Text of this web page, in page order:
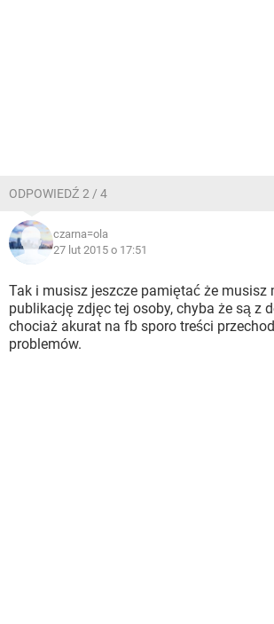
ODPOWIEDŹ 2 / 4
czarna=ola
27 lut 2015 o 17:51
Tak i musisz jeszcze pamiętać że musisz
publikację zdjęc tej osoby, chyba że są z
chociaż akurat na fb sporo treści
problemów.